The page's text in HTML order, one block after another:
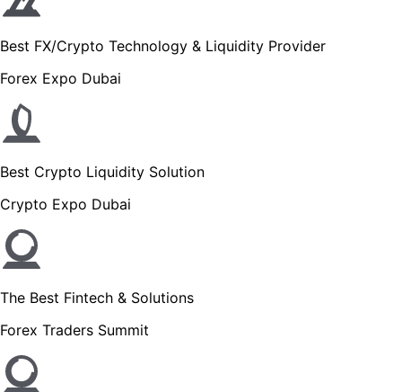
Best FX/Crypto Technology & Liquidity Provider
Forex Expo Dubai
Best Crypto Liquidity Solution
Crypto Expo Dubai
The Best Fintech & Solutions
Forex Traders Summit